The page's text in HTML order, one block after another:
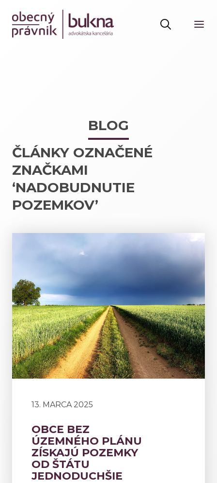
BLOG
ČLÁNKY OZNAČENÉ
ZNAČKAMI
‘NADOBUDNUTIE
POZEMKOV’
13. MARCA 2025
OBCE BEZ
ÚZEMNÉHO PLÁNU
ZÍSKAJÚ POZEMKY
OD ŠTÁTU
JEDNODUCHŠIE